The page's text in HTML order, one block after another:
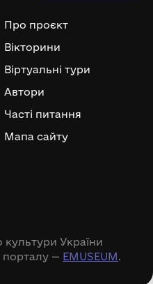
Про проєкт
Вікторини
Віртуальні тури
Автори
Часті питання
Мапа сайту
культури України
порталу — EMUSEUM.